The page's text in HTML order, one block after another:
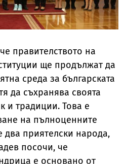
правителството на
ще продължат да
среда за българската
да съхранява своята
и традиции. Това е
на пълноценните
приятелски народа,
посочи, че
е основано от